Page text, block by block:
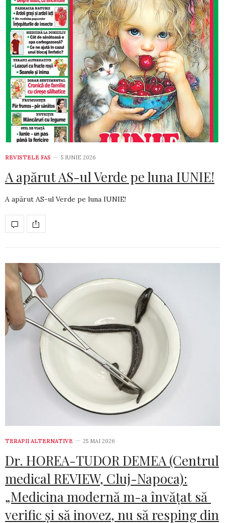
REVISTELE FAS 5 IUNIE 2026
A apărut AS-ul Verde pe luna IUNIE!
A apărut AS-ul Verde pe luna IUNIE!
TERAPII ALTERNATIVE 25 MAI 2026
Dr. HOREA-TUDOR DEMEA (Centrul
medical REVIEW, Cluj-Napoca):
„Medicina modernă m-a învățat să
verific și să inovez, nu să resping din